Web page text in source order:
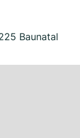
Baunatal